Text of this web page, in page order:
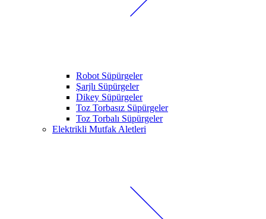
Robot Süpürgeler
Şarjlı Süpürgeler
Dikey Süpürgeler
Toz Torbasız Süpürgeler
Toz Torbalı Süpürgeler
Elektrikli Mutfak Aletleri